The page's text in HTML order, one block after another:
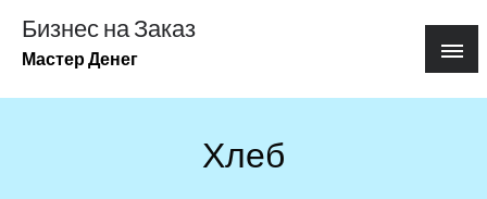
содержимому
Бизнес на Заказ
Мастер Денег
Хлеб